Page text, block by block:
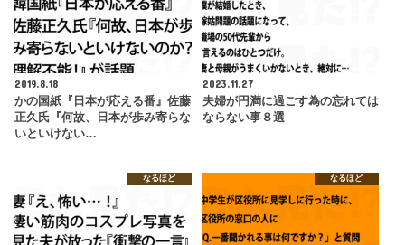
2019.8.18
かの国紙『日本が応える番』佐藤
正久氏『何故、日本が歩み寄らな
いといけない…
2023.11.27
夫婦が円満に過ごす為の忘れては
ならない事８選
なるほど なるほど